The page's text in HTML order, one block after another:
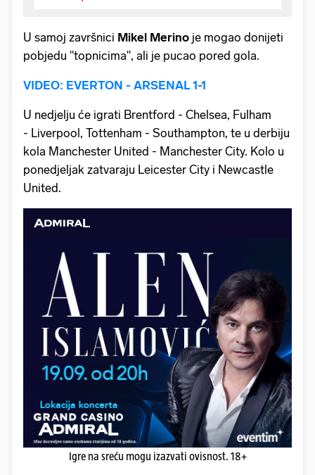
U samoj završnici Mikel Merino je mogao donijeti
pobjedu "topnicima", ali je pucao pored gola.
VIDEO: EVERTON - ARSENAL 1-1
U nedjelju će igrati Brentford - Chelsea, Fulham
- Liverpool, Tottenham - Southampton, te u derbiju
kola Manchester United - Manchester City. Kolo u
ponedjeljak zatvaraju Leicester City i Newcastle
United.
Igre na sreću mogu izazvati ovisnost. 18+